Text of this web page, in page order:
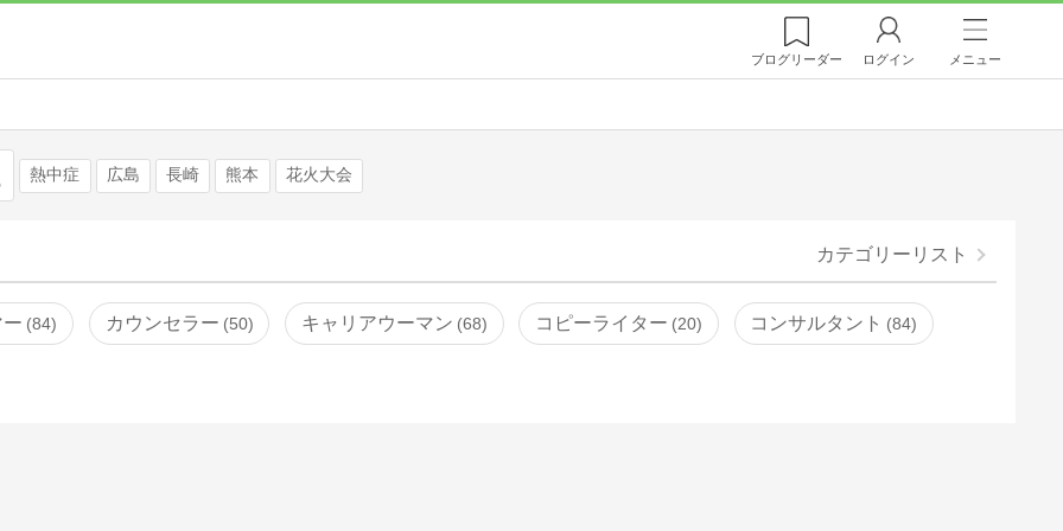
ブログリーダー ログイン メニュー
熱中症 広島 長崎 熊本 花火大会
カテゴリーリスト
84 カウンセラー 50 キャリアウーマン 68 コピーライター 20 コンサルタント 84